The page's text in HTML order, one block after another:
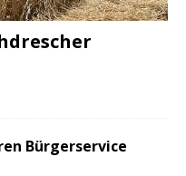
Bürgerservice